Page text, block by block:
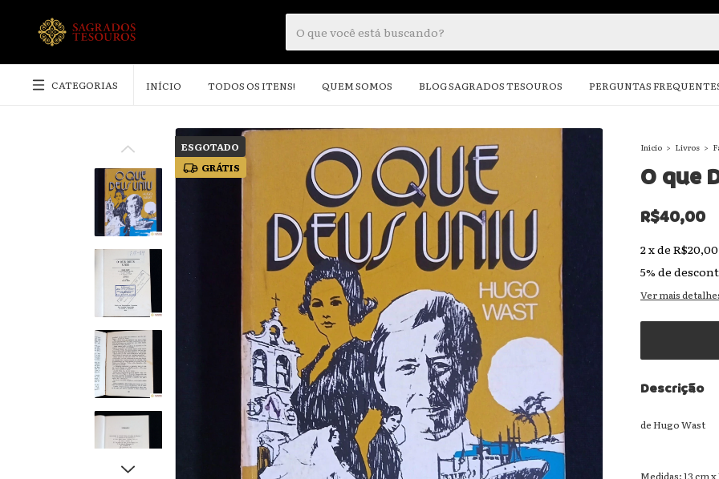
CATEGORIAS INÍCIO TODOS OS ITENS! QUEM SOMOS BLOG SAGRADOS TESOUROS PERGUNTAS
ESGOTADO
GRÁTIS
Início > Livros >
O que
R$40,00
2xde R$20,00
5% de
Ver mais
Descrição
de Hugo Wast
Medidas: 13 cm x